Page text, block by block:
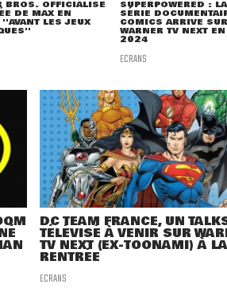
BROS. OFFICIALISE
DE MAX EN
''AVANT LES JEUX
SUPERPOWERED :
SÉRIE
COMICS ARRIVE SUR
WARNER TV NEXT
2024
ECRANS
DC TEAM FRANCE, UN
TÉLÉVISÉ À VENIR SUR
TV NEXT (EX-TOONAMI) À LA
RENTRÉE
ECRANS